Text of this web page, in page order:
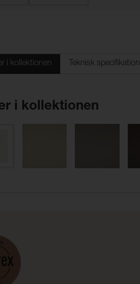
i kollektionen Teknisk specifikation
i kollektionen